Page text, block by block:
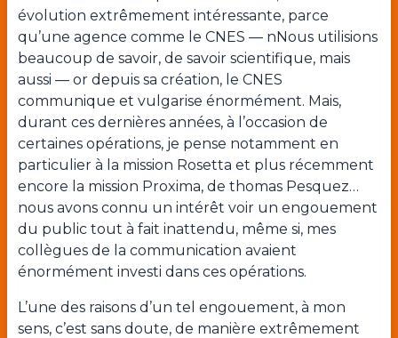
évolution extrêmement intéressante, parce
qu’une agence comme le CNES — nNous utilisions
beaucoup de savoir, de savoir scientifique, mais
aussi — or depuis sa création, le CNES
communique et vulgarise énormément. Mais,
durant ces dernières années, à l’occasion de
certaines opérations, je pense notamment en
particulier à la mission Rosetta et plus récemment
encore la mission Proxima, de thomas Pesquez…
nous avons connu un intérêt voir un engouement
du public tout à fait inattendu, même si, mes
collègues de la communication avaient
énormément investi dans ces opérations.
L’une des raisons d’un tel engouement, à mon
sens, c’est sans doute, de manière extrêmement